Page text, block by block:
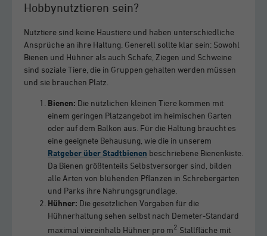
Hobbynutztieren sein?
Nutztiere sind keine Haustiere und haben unterschiedliche
Ansprüche an ihre Haltung. Generell sollte klar sein: Sowohl
Bienen und Hühner als auch Schafe, Ziegen und Schweine
sind soziale Tiere, die in Gruppen gehalten werden müssen
und sie brauchen Platz.
Bienen: Die nützlichen kleinen Tiere kommen mit
einem geringen Platzangebot im heimischen Garten
oder auf dem Balkon aus. Für die Haltung braucht es
eine geeignete Behausung, wie die in unserem
Ratgeber über Stadtbienen beschriebene Bienenkiste.
Da Bienen größtenteils Selbstversorger sind, bilden
alle Arten von blühenden Pflanzen in Schrebergärten
und Parks ihre Nahrungsgrundlage.
Hühner: Die gesetzlichen Vorgaben für die
Hühnerhaltung sehen selbst nach Demeter-Standard
maximal viereinhalb Hühner pro m2 Stallfläche mit